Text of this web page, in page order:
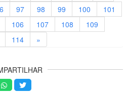
97 98 99 100
101
106 107 108
109
114 »